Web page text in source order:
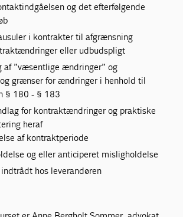
og det efterfølgende
i kontrakter til afgrænsning
eller udbudspligt
af ”væsentlige ændringer” og
grænser for ændringer i henhold til
§ 180 - § 183
for kontraktændringer og praktiske
heraf
af kontraktperiode
og eller anticiperet misligholdelse
indtrådt hos leverandøren